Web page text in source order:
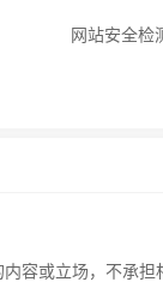
网站安全检
容或立场，不承担